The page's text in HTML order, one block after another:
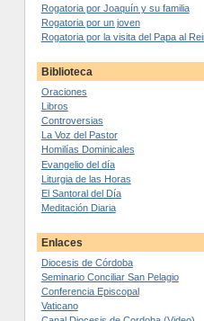
Rogatoria por Joaquín y su familia
Rogatoria por un joven
Rogatoria por la visita del Papa al
Biblioteca
Oraciones
Libros
Controversias
La Voz del Pastor
Homilías Dominicales
Evangelio del día
Liturgia de las Horas
El Santoral del Día
Meditación Diaria
Enlaces
Diocesis de Córdoba
Seminario Conciliar San Pelagio
Conferencia Episcopal
Vaticano